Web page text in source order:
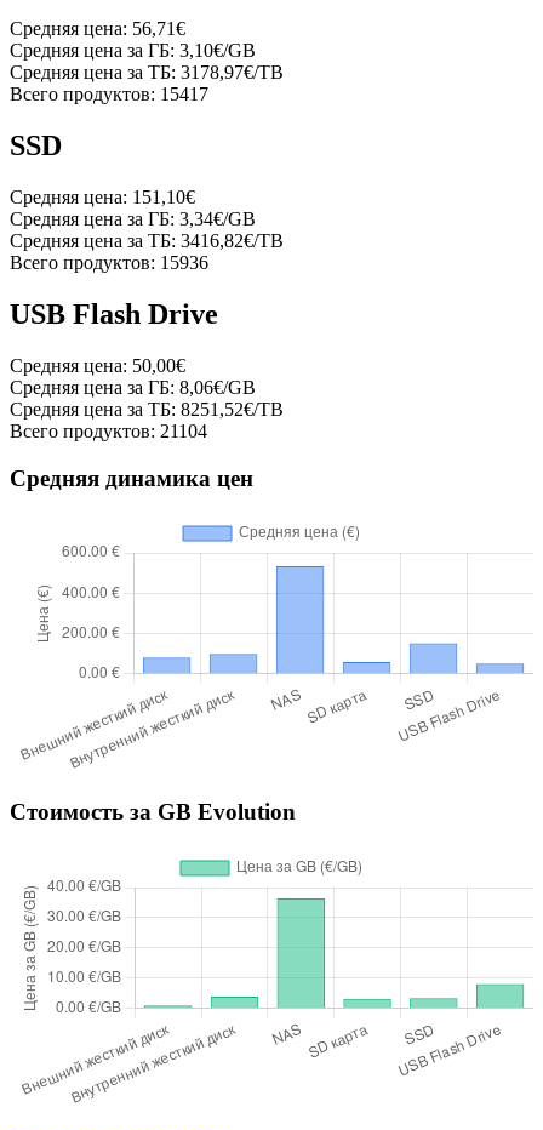
Средняя цена: 56,71€
Средняя цена за ГБ: 3,10€/GB
Средняя цена за ТБ: 3178,97€/TB
Всего продуктов: 15417
SSD
Средняя цена: 151,10€
Средняя цена за ГБ: 3,34€/GB
Средняя цена за ТБ: 3416,82€/TB
Всего продуктов: 15936
USB Flash Drive
Средняя цена: 50,00€
Средняя цена за ГБ: 8,06€/GB
Средняя цена за ТБ: 8251,52€/TB
Всего продуктов: 21104
Средняя динамика цен
Стоимость за GB Evolution